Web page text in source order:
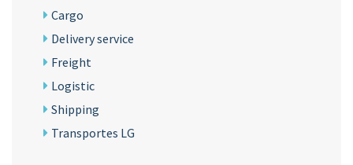
Cargo
Delivery service
Freight
Logistic
Shipping
Transportes LG